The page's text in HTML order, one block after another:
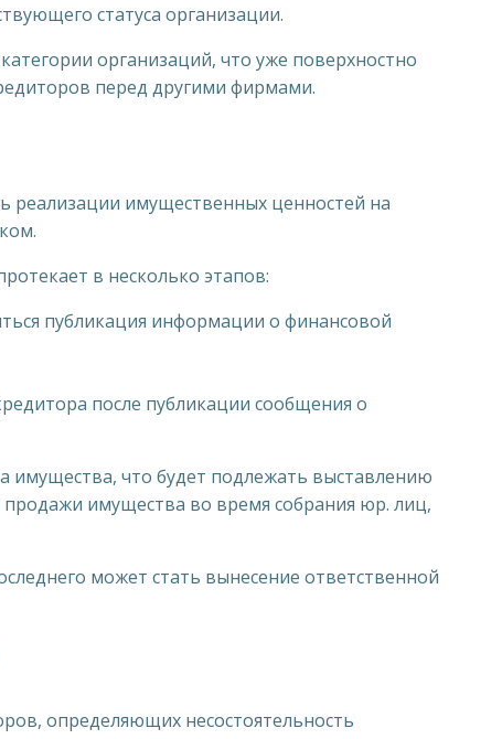
статуса организации.
организаций, что уже поверхностно
перед другими фирмами.
реализации имущественных ценностей на
в несколько этапов:
публикация информации о финансовой
после публикации сообщения о
имущества, что будет подлежать выставлению
имущества во время собрания юр. лиц,
может стать вынесение ответственной
определяющих несостоятельность